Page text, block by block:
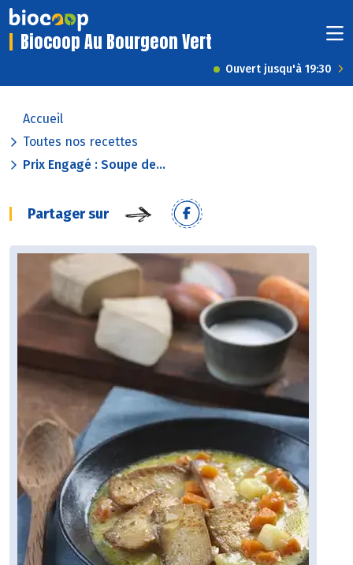
Biocoop Au Bourgeon Vert
Ouvert jusqu'à 19:30
Accueil
Toutes nos recettes
Prix Engagé : Soupe de...
Partager sur